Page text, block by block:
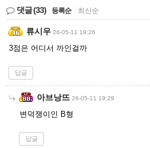
댓글(33) 등록순 최신순
류시우 26-05-11 19:26
3점은 어디서 까인걸까
답글
아브낭뜨 26-05-11 19:29
변덕쟁이인 B형
답글